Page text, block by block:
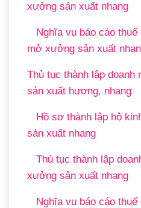
xưởng sản xuất nhang
Nghĩa vụ báo cáo
mở xưởng sản xuất
Thủ tục thành lập doanh
sản xuất hương, nhang
Hồ sơ thành lập hộ
sản xuất nhang
Thủ tục thành lập
xưởng sản xuất nhang
Nghĩa vụ báo cáo